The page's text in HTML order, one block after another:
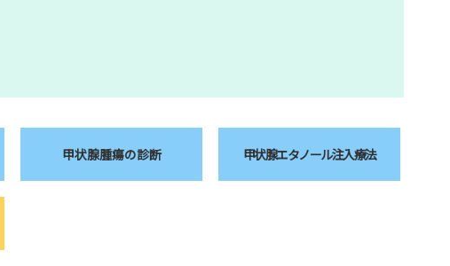
甲状腺腫瘍の診断 甲状腺エタノール注入療法